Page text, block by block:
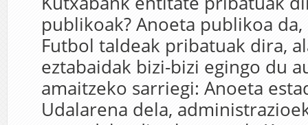
publikoak? Anoeta publikoa
Futbol taldeak pribatuak dira,
eztabaidak bizi-bizi egingo du
amaitzeko sarriegi: Anoeta
Udalarena dela,